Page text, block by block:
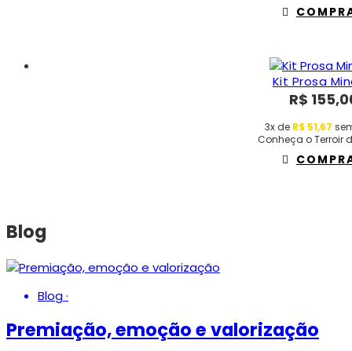
Kit Prosa
R$
3x de R$ 51,67
Conheça o Terroir
Blog
Blog·
Premiação, emoção e valorização